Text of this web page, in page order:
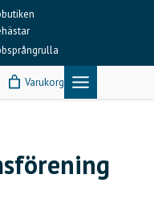
Varukorg